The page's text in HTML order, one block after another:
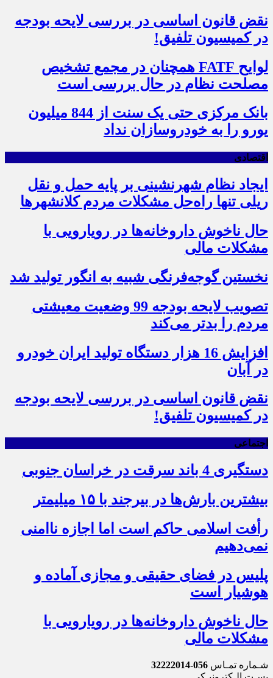
نقض قانون اساسی در بررسی لایحه بودجه
در کمیسیون تلفیق!
لوایح FATF همچنان در مجمع تشخیص
مصلحت نظام در حال بررسی است
بانک مرکزی حتی یک سنت از 844 میلیون
یورو را به خودروسازان نداد
اقتصادی
ایجاد نظام شهرنشینی بر پایه حمل و نقل
ریلی تنها راه‌حل مشکلات مردم کلانشهرها
حال ناخوش داروخانه‌ها در رویارویی با
مشکلات مالی
نخستین گوجه‌فرنگی شبیه به انگور تولید شد
تصویب لایحه بودجه 99 وضعیت معیشتی
مردم را بدتر می‌کند
افزایش 16 هزار دستگاه تولید ایران خودرو
در آبان
نقض قانون اساسی در بررسی لایحه بودجه
در کمیسیون تلفیق!
اجتماعی
دستگیری 4 باند سرقت در خراسان جنوبی
بیشترین بارش‌ها در بیرجند با ۱۵ میلیمتر
رأفت اسلامی حاکم است اما اجازه ناامنی
نمی‌دهیم
پلیس در فضای حقیقی و مجازی آماده و
هوشیار است
حال ناخوش داروخانه‌ها در رویارویی با
مشکلات مالی
شـماره تمـاس 056-32222014